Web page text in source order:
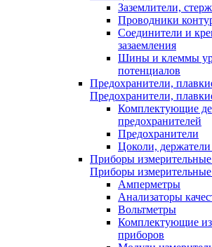
Заземлители,
Проводники
Соединители и
зазаемления
Шины и клеммы
потенциалов
Предохранители,
Предохранители,
Комплектующие
предохранителей
Предохранители
Цоколи,
Приборы
Приборы
Амперметры
Анализаторы
Вольтметры
Комплектующие
приборов